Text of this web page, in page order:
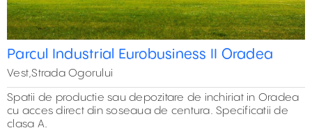
18,000 m²
20,000 m²
13,500 m²
25,000 m²
3,000 m²
Parcul Industrial Eurobusiness II Oradea
Vest,Strada Ogorului
Spatii de productie sau depozitare de inchiriat in Oradea
cu acces direct din soseaua de centura. Specificatii de
clasa A.